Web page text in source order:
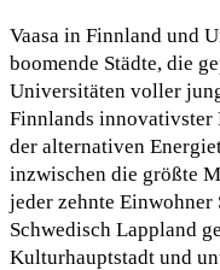
Vaasa in Finnland und
boomende Städte, die
Universitäten voller
Finnlands innovativster
der alternativen
inzwischen die größte
jeder zehnte Einwohner
Schwedisch Lappland
Kulturhauptstadt und